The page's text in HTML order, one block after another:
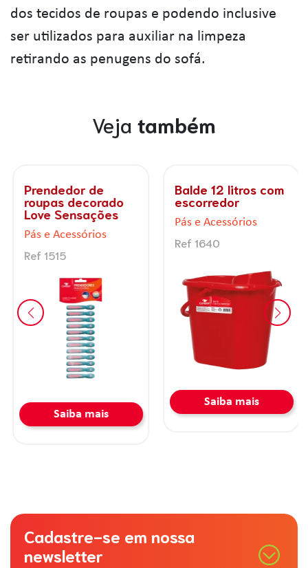
dos tecidos de roupas e podendo inclusive
ser utilizados para auxiliar na limpeza
retirando as penugens do sofá.
Veja também
Prendedor de
roupas decorado
Love Sensações
Pás e Acessórios
Ref 1515
Saiba mais
Balde 12 litros com
escorredor
Pás e Acessórios
Ref 1640
Saiba mais
Cadastre-se em nossa
newsletter